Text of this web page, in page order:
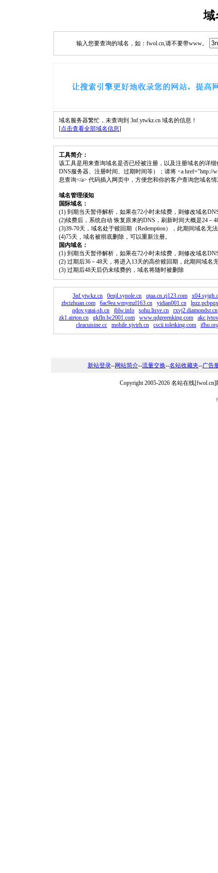
域
输入您要查询的域名，如：fwol.cn,请不要带www。
域名服务器繁忙，未查询到 3nf.ytwkz.cn 域名的信息！
[点击查看全部域名信息]
工具简介：
该工具是用来查询域名是否已经被注册，以及注册域名的详
DNS服务器、注册时间、过期时间等）；请将 <a href="http://
息查询</a> 代码插入网页中，方便您和你的客户查询您域名
域名管理须知
国际域名：
(1) 到期当天暂停解析，如果在72小时未续费，则修改域名
(2)续费后，系统自动 恢复原来的DNS，刷新时间大概是24－
(3)39-70天，域名处于赎回期（Redemption），此期间域名无
(4)75天，域名被彻底删除，可以重新注册。
国内域名：
(1) 到期当天暂停解析，如果在72小时未续费，则修改域名
(2) 过期后36－48天，将进入13天的高价赎回期，此期间域名
(3) 过期后48天后仍未续费的，域名将随时被删除
3nf.ytwkz.cn 0enjl.sypole.cn qtaa.cn.zj123.com
zbcizhuan.com
6ac9ea.wmymzl163.cn yidian001.cn
qdov.yatai-sh.cn
jblw.info sohu.lisve.cn
rxvj2.diamondsr.cn
zk1.airton.cn
gkfln.bc2001.com www.qdgreenking.com
cleacuisine.cc
mobile.xjvirh.cn cscii.toletking.com
新站登录--网站简介--流量交换--名站收藏夹--广告
Copyright 2005-2026 名站在线